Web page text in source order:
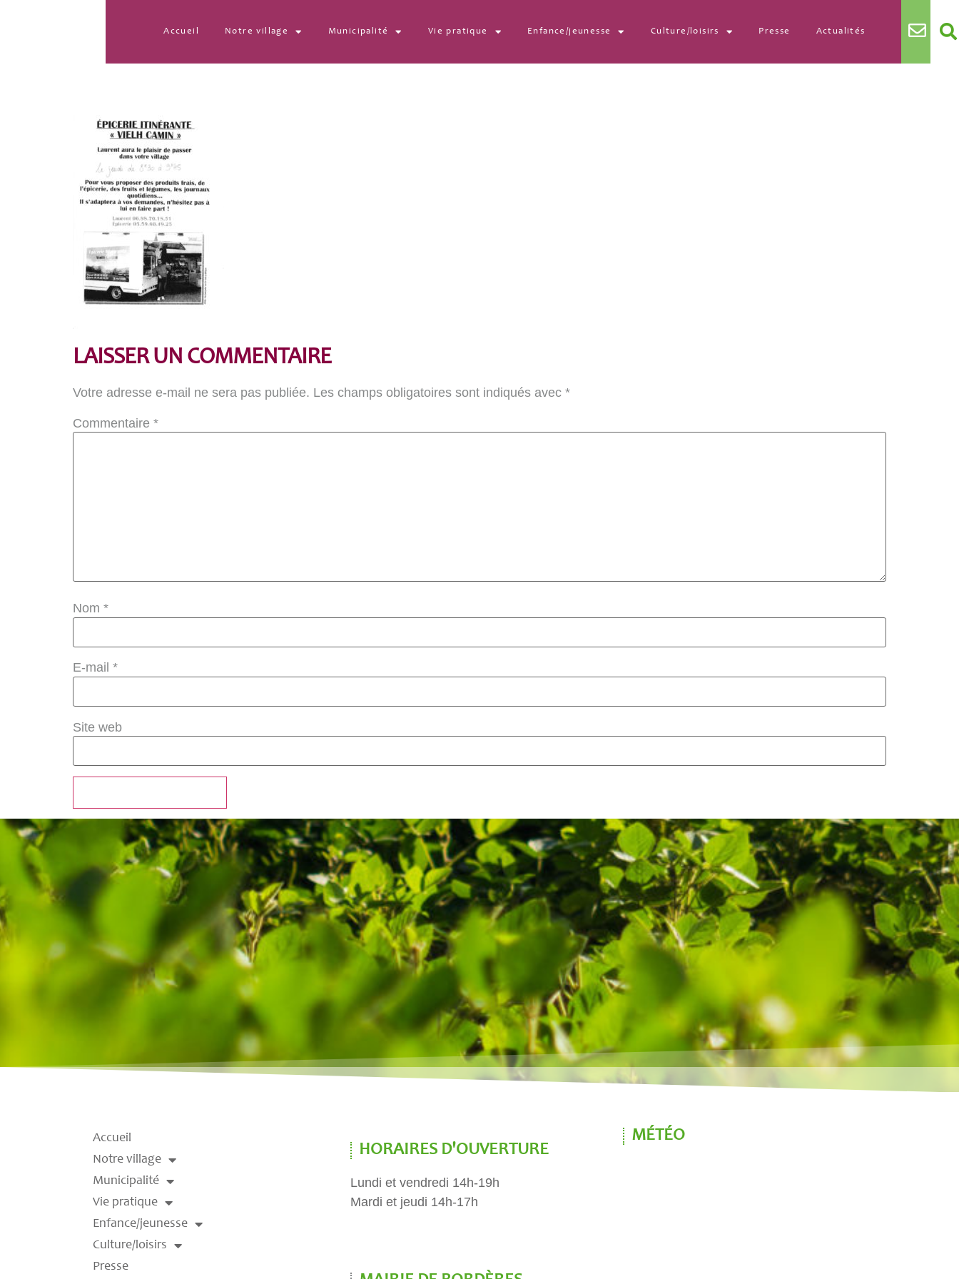
Accueil Notre village Municipalité Vie pratique Enfance/jeunesse Culture/loisirs Presse Actualités
LAISSER UN COMMENTAIRE
Votre adresse e-mail ne sera pas publiée. Les champs obligatoires sont indiqués avec *
Commentaire *
Nom *
E-mail *
Site web
Accueil
Notre village
Municipalité
Vie pratique
Enfance/jeunesse
Culture/loisirs
Presse
HORAIRES D'OUVERTURE
Lundi et vendredi 14h-19h
Mardi et jeudi 14h-17h
MÉTÉO